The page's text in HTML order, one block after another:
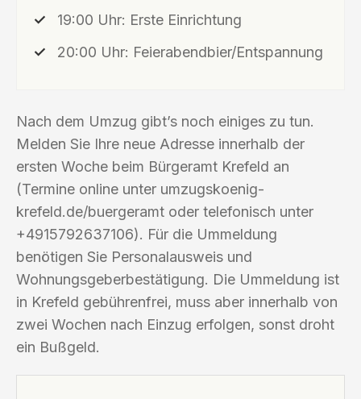
19:00 Uhr: Erste Einrichtung
20:00 Uhr: Feierabendbier/Entspannung
Nach dem Umzug gibt’s noch einiges zu tun.
Melden Sie Ihre neue Adresse innerhalb der
ersten Woche beim Bürgeramt Krefeld an
(Termine online unter umzugskoenig-
krefeld.de/buergeramt oder telefonisch unter
+4915792637106). Für die Ummeldung
benötigen Sie Personalausweis und
Wohnungsgeberbestätigung. Die Ummeldung ist
in Krefeld gebührenfrei, muss aber innerhalb von
zwei Wochen nach Einzug erfolgen, sonst droht
ein Bußgeld.